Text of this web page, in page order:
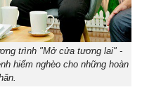
trình "Mở cửa tương lai" -
hiểm nghèo cho những hoàn